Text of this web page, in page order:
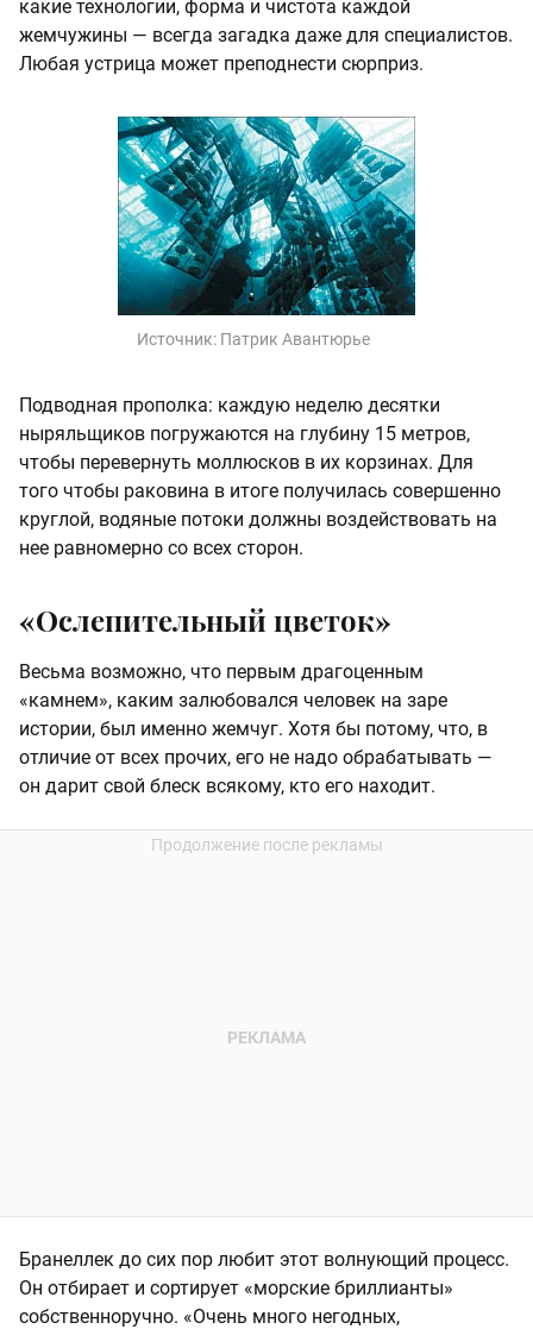
какие технологии, форма и чистота каждой
жемчужины — всегда загадка даже для специалистов.
Любая устрица может преподнести сюрприз.
Источник: Патрик Авантюрье
Подводная прополка: каждую неделю десятки
ныряльщиков погружаются на глубину 15 метров,
чтобы перевернуть моллюсков в их корзинах. Для
того чтобы раковина в итоге получилась совершенно
круглой, водяные потоки должны воздействовать на
нее равномерно со всех сторон.
«Ослепительный цветок»
Весьма возможно, что первым драгоценным
«камнем», каким залюбовался человек на заре
истории, был именно жемчуг. Хотя бы потому, что, в
отличие от всех прочих, его не надо обрабатывать —
он дарит свой блеск всякому, кто его находит.
Бранеллек до сих пор любит этот волнующий процесс.
Он отбирает и сортирует «морские бриллианты»
собственноручно. «Очень много негодных,